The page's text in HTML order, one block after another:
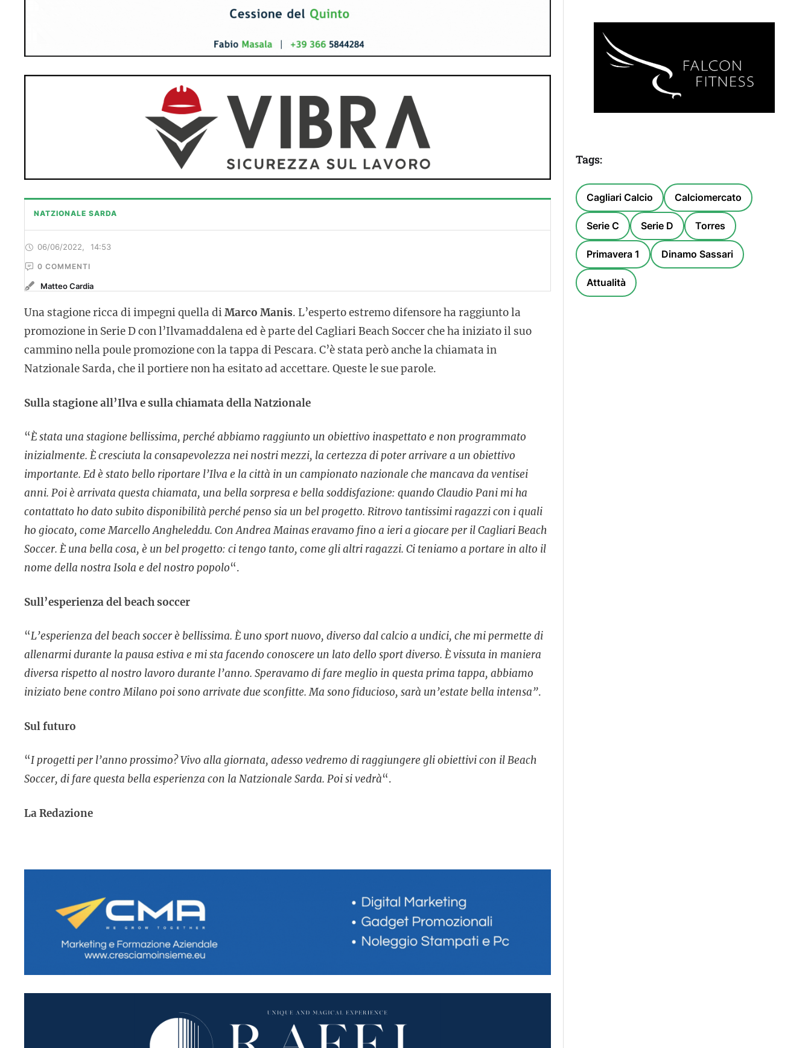
NATZIONALE SARDA
06/06/2022 14:53
0 COMMENTI
Matteo Cardia
Una stagione ricca di impegni quella diMarco Manis. L’esperto estremo difensore ha raggiunto la
promozione in Serie D con l’Ilvamaddalena ed è parte del Cagliari Beach Soccer che ha iniziato il suo
cammino nella poule promozione con la tappa di Pescara. C’è stata però anche la chiamata in
Natzionale Sarda, che il portiere non ha esitato ad accettare. Queste le sue parole.
Sulla stagione all’Ilva e sulla chiamata della Natzionale
“È stata una stagione bellissima, perché abbiamo raggiunto un obiettivo inaspettato e non programmato
inizialmente. È cresciuta la consapevolezza nei nostri mezzi, la certezza di poter arrivare a un obiettivo
importante. Ed è stato bello riportare l’Ilva e la città in un campionato nazionale che mancava da ventisei
anni. Poi è arrivata questa chiamata, una bella sorpresa e bella soddisfazione: quando Claudio Pani mi ha
contattato ho dato subito disponibilità perché penso sia un bel progetto. Ritrovo tantissimi ragazzi con i quali
ho giocato, come Marcello Angheleddu. Con Andrea Mainas eravamo fino a ieri a giocare per il Cagliari Beach
Soccer. È una bella cosa, è un bel progetto: ci tengo tanto, come gli altri ragazzi. Ci teniamo a portare in alto il
nome della nostra Isola e del nostro popolo“.
Sull’esperienza del beach soccer
“L’esperienza del beach soccer è bellissima. È uno sport nuovo, diverso dal calcio a undici, che mi permette di
allenarmi durante la pausa estiva e mi sta facendo conoscere un lato dello sport diverso. È vissuta in maniera
diversa rispetto al nostro lavoro durante l’anno. Speravamo di fare meglio in questa prima tappa, abbiamo
iniziato bene contro Milano poi sono arrivate due sconfitte. Ma sono fiducioso, sarà un’estate bella intensa”.
Sul futuro
“I progetti per l’anno prossimo? Vivo alla giornata, adesso vedremo di raggiungere gli obiettivi con il Beach
Soccer, di fare questa bella esperienza con la Natzionale Sarda. Poi si vedrà“.
La Redazione
Tags:
Cagliari Calcio Calciomercato
Serie C Serie D Torres
Primavera 1 Dinamo Sassari
Attualità